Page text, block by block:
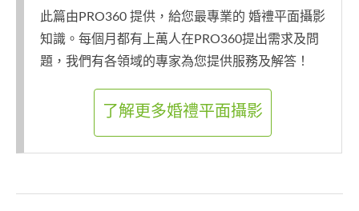
此篇由PRO360 提供，給您最專業的 婚禮平面攝影
知識。每個月都有上萬人在PRO360提出需求及問
題，我們有各領域的專家為您提供服務及解答！
了解更多婚禮平面攝影